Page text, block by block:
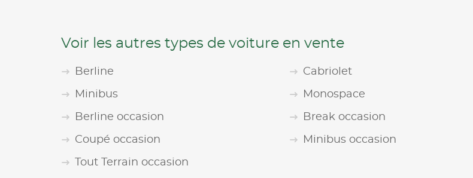
Voir les autres types de voiture en vente
Berline Cabriolet
Minibus Monospace
Berline occasion Break occasion
Coupé occasion Minibus occasion
Tout Terrain occasion